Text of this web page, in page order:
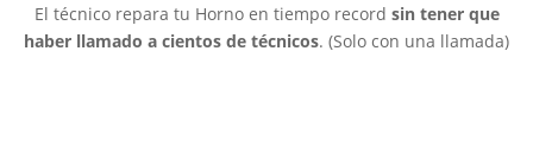
El técnico repara tu Horno en tiempo record sin tener que
haber llamado a cientos de técnicos. (Solo con una llamada)